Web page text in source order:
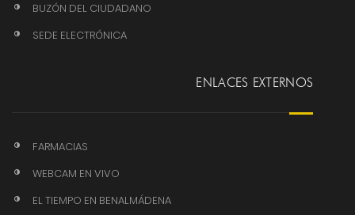
BUZÓN DEL CIUDADANO
SEDE ELECTRÓNICA
ENLACES EXTERNOS
FARMACIAS
WEBCAM EN VIVO
EL TIEMPO EN BENALMÁDENA